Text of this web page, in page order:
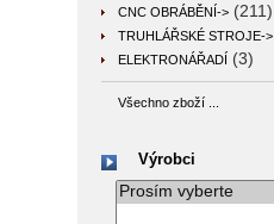
CNC OBRÁBĚNÍ-> (211)
TRUHLÁŘSKÉ STROJE->
ELEKTRONÁŘADÍ (3)
Všechno zboží ...
Výrobci